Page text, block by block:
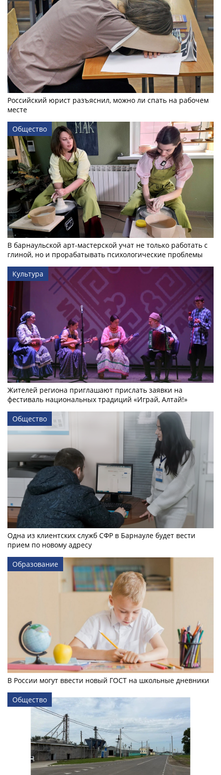
Российский юрист разъяснил, можно ли спать на рабочем
месте
Общество
В барнаульской арт-мастерской учат не только работать с
глиной, но и прорабатывать психологические проблемы
Культура
Жителей региона приглашают прислать заявки на
фестиваль национальных традиций «Играй, Алтай!»
Общество
Одна из клиентских служб СФР в Барнауле будет вести
прием по новому адресу
Образование
В России могут ввести новый ГОСТ на школьные дневники
Общество